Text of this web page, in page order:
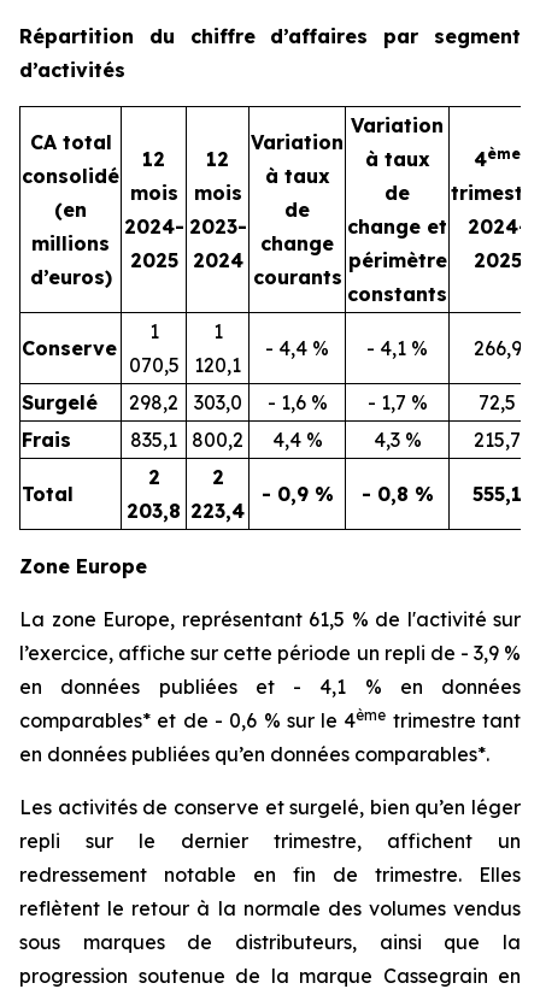
Répartition du chiffre d’affaires par segment
d’activités
CA total
consolidé
(en
millions
d’euros)
12
mois
2024-
2025
12
mois
2023-
2024
Variation
à taux
de
change
courants
Variation
à taux
de
change et
périmètre
constants
4ème
2024-
2025
Conserve
1
070,5
1
120,1
- 4,4 % - 4,1 % 266,9
Surgelé 298,2 303,0 - 1,6 % - 1,7 %
72,5
Frais
835,1 800,2 4,4 % 4,3 % 215,7
Total
2
203,8
2
223,4
- 0,9 % - 0,8 % 555,1
Zone Europe
La zone Europe, représentant 61,5 % de l'activité sur
l’exercice, affiche sur cette période un repli de - 3,9 %
en données publiées et - 4,1 % en données
comparables* et de - 0,6 % sur le 4ème trimestre tant
en données publiées qu’en données comparables*.
Les activités de conserve et surgelé, bien qu’en léger
repli sur le dernier trimestre, affichent un
redressement notable en fin de trimestre. Elles
reflètent le retour à la normale des volumes vendus
sous marques de distributeurs, ainsi que la
progression soutenue de la marque Cassegrain en